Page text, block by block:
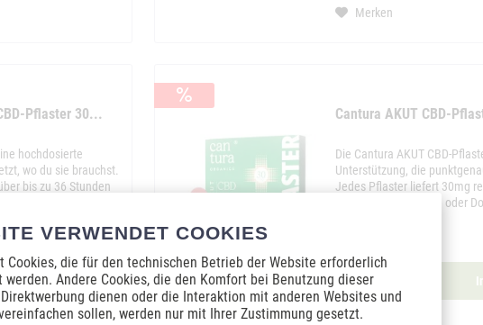
Merken
Pflaster 30...
hochdosierte
wo du sie brauchst.
bis zu 36 Stunden
Cantura AKUT CBD-
Die Cantura AKUT CBD-
Unterstützung, die
Jedes Pflaster liefert 30mg
hinweg, ohne Tropfen oder
VERWENDET COOKIES
Cookies, die für den technischen Betrieb der Website erforderlich
Andere Cookies, die den Komfort bei Benutzung dieser
dienen oder die Interaktion mit anderen Websites und
sollen, werden nur mit Ihrer Zustimmung gesetzt.